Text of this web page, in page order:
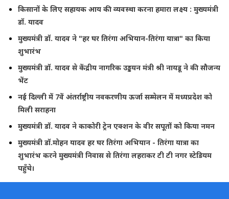
किसानों के लिए सहायक आय की व्यवस्था करना हमारा लक्ष्य : मुख्यमंत्री
डॉ. यादव
मुख्यमंत्री डॉ. यादव ने "हर घर तिरंगा अभियान-तिरंगा यात्रा" का किया
शुभारंभ
मुख्यमंत्री डॉ. यादव से केंद्रीय नागरिक उड्डयन मंत्री श्री नायडू ने की सौजन्य
भेंट
नई दिल्ली में 7वें अंतर्राष्ट्रीय नवकरणीय ऊर्जा सम्मेलन में मध्यप्रदेश को
मिली सराहना
मुख्यमंत्री डॉ. यादव ने काकोरी ट्रेन एक्शन के वीर सपूतों को किया नमन
मुख्यमंत्री डॉ.मोहन यादव हर घर तिरंगा अभियान - तिरंगा यात्रा का
शुभारंभ करने मुख्यमंत्री निवास से तिरंगा लहराकर टी टी नगर स्टेडियम
पहुँचे।